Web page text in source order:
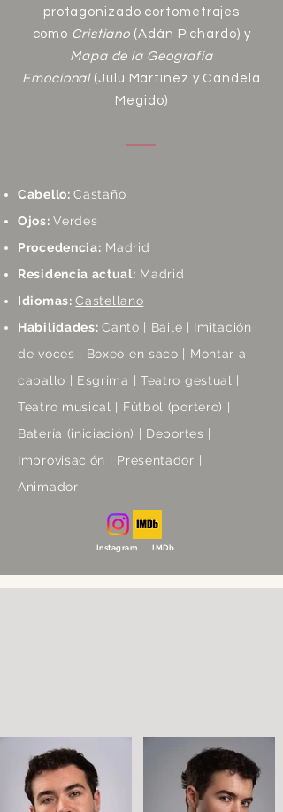
protagonizado cortometrajes
como Cristiano (Adán Pichardo) y
Mapa de la Geografía
Emocional(Julu Martínez y Candela
Megido)
Cabello:Castaño
Ojos:Verdes
Procedencia: Madrid
Residencia actual: Madrid
Idiomas:Castellano
Habilidades:Canto | Baile | Imitación
de voces | Boxeo en saco | Montar a
caballo | Esgrima | Teatro gestual |
Teatro musical | Fútbol (portero) |
Batería (iniciación) | Deportes |
Improvisación | Presentador |
Animador
Instagram IMDb